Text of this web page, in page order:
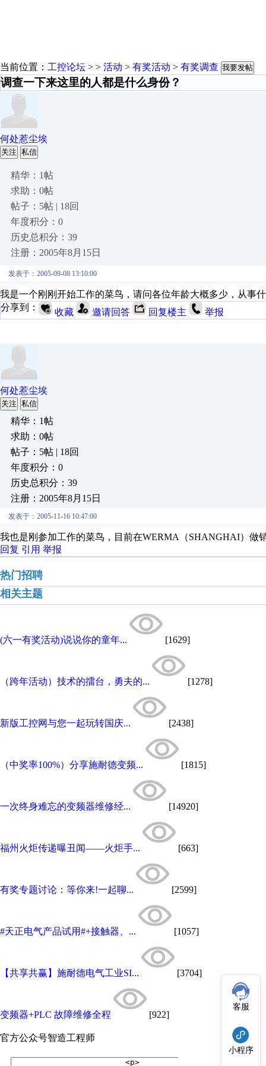
当前位置： 工控论坛 > > 活动 > 有奖活动 > 有奖调查 我要发帖
调查一下来这里的人都是什么身份？
何处惹尘埃
关注 私信
精华：1帖
求助：0帖
帖子：5帖 | 18回
年度积分：0
历史总积分：39
注册：2005年8月15日
发表于：2005-09-08 13:10:00
我是一个刚刚开始工作的菜鸟，请问各位年龄大概多少，从事
分享到：
收藏 邀请回答 回复楼主 举报
何处惹尘埃
关注 私信
精华：1帖
求助：0帖
帖子：5帖 | 18回
年度积分：0
历史总积分：39
注册：2005年8月15日
发表于：2005-11-16 10:47:00
我也是刚参加工作的菜鸟，目前在WERMA（SHANGHAI）做
回复 引用 举报
热门招聘
相关主题
(六一有奖活动)说说你的童年... [1629]
（跨年活动）技术的擂台，勇夫的... [1278]
新版工控网与您一起玩转国庆... [2438]
（中奖率100%）分享施耐德变频... [1815]
一次终身难忘的变频器维修经... [14920]
福州火炬传递曝丑闻——火炬手... [663]
有奖专题讨论：等你来!一起聊... [2599]
#天正电气产品试用#+接触器、... [1057]
【共享共赢】施耐德电气工业SI... [3704]
变频器+PLC 故障维修全程 [922]
官方公众号智造工程师
客服
小程序